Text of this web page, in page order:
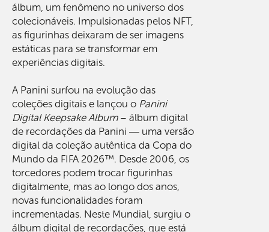
álbum, um fenômeno no universo dos
colecionáveis. Impulsionadas pelos NFT,
as figurinhas deixaram de ser imagens
estáticas para se transformar em
experiências digitais.
A Panini surfou na evolução das
coleções digitais e lançou o Panini
Digital Keepsake Album– álbum digital
de recordações da Panini ― uma versão
digital da coleção autêntica da Copa do
Mundo da FIFA 2026™. Desde 2006, os
torcedores podem trocar figurinhas
digitalmente, mas ao longo dos anos,
novas funcionalidades foram
incrementadas. Neste Mundial, surgiu o
álbum digital de recordações, que está